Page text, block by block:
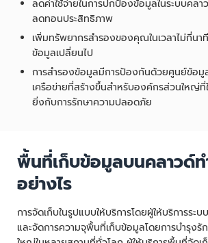
ลดค่าใช้จ่ายในการปกป้องข้อมูลในระบบคล
ลดทอนประสิทธิภาพ
เพิ่มทรัพยากรสำรองของคุณในเวลาไม่กี่นา
ข้อมูลเปลี่ยนไป
การสำรองข้อมูลมีการป้องกันด้วยศูนย์ข้อมู
เครือข่ายที่สร้างขึ้นสำหรับองค์กรส่วนใหญ่
ยิ่งกับการรักษาความปลอดภัย
พื้นที่เก็บข้อมูลบนคลาวด์ท
อย่างไร
การจัดเก็บในรูปแบบให้บริการโดยผู้ให้บริการระ
และจัดการความจุพื้นที่เก็บข้อมูลโดยการบำรุง